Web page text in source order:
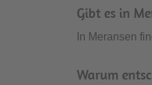
Gibt es in
In Meransen
Warum